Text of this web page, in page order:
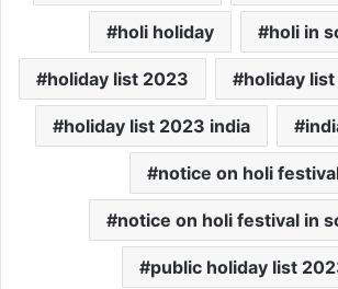
holi holiday holi in
holiday list 2023 holiday
holiday list 2023 india
notice on holi
notice on holi festival in
public holiday list